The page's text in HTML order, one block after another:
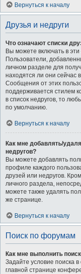
Вернуться к началу
Друзья и недруги
Что означают списки
Вы можете включать в
Пользователи,
личном разделе для
находятся ли они сейчас
Сообщения от этих
поддерживается стилем
в список недругов, то
по умолчанию.
Вернуться к началу
Как мне добавлять/
недругов?
Вы можете добавлять
профиле каждого
друзей или недругов.
личного раздела,
можете также удалять
же странице.
Вернуться к началу
Поиск по форумам
Как мне выполнить
Задайте условие поиска
главной странице